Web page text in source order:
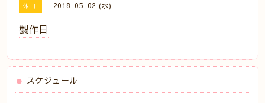
休日 2018-05-02 (水)
製作日
スケジュール